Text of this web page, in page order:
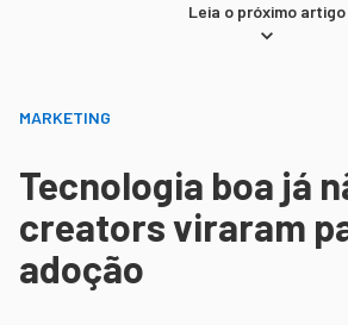
Leia o próximo artigo
MARKETING
Tecnologia boa já
creators viraram
adoção